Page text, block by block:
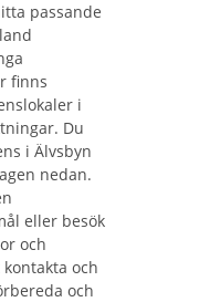
passande
finns
i
Du
i Älvsbyn
nedan.
eller besök
och
och
och